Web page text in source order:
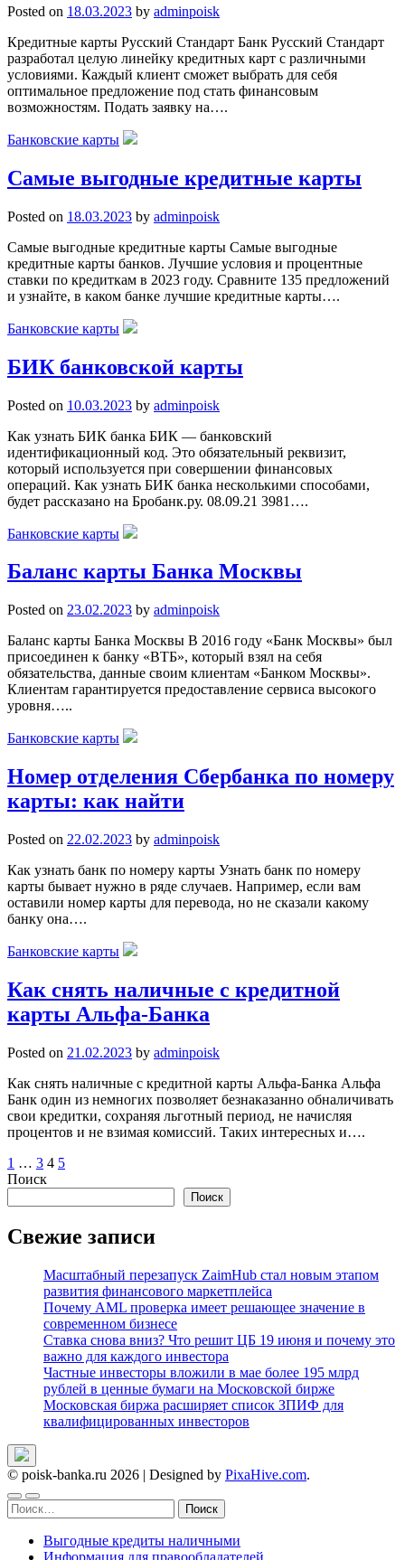
Posted on 18.03.2023 by adminpoisk
Кредитные карты Русский Стандарт Банк Русский Стандарт
разработал целую линейку кредитных карт с различными
условиями. Каждый клиент сможет выбрать для себя
оптимальное предложение под стать финансовым
возможностям. Подать заявку на….
Банковские карты
Самые выгодные кредитные карты
Posted on 18.03.2023 by adminpoisk
Самые выгодные кредитные карты Самые выгодные
кредитные карты банков. Лучшие условия и процентные
ставки по кредиткам в 2023 году. Сравните 135 предложений
и узнайте, в каком банке лучшие кредитные карты….
Банковские карты
БИК банковской карты
Posted on 10.03.2023 by adminpoisk
Как узнать БИК банка БИК — банковский
идентификационный код. Это обязательный реквизит,
который используется при совершении финансовых
операций. Как узнать БИК банка несколькими способами,
будет рассказано на Бробанк.ру. 08.09.21 3981….
Банковские карты
Баланс карты Банка Москвы
Posted on 23.02.2023 by adminpoisk
Баланс карты Банка Москвы В 2016 году «Банк Москвы» был
присоединен к банку «ВТБ», который взял на себя
обязательства, данные своим клиентам «Банком Москвы».
Клиентам гарантируется предоставление сервиса высокого
уровня…..
Банковские карты
Номер отделения Сбербанка по номеру
карты: как найти
Posted on 22.02.2023 by adminpoisk
Как узнать банк по номеру карты Узнать банк по номеру
карты бывает нужно в ряде случаев. Например, если вам
оставили номер карты для перевода, но не сказали какому
банку она….
Банковские карты
Как снять наличные с кредитной
карты Альфа-Банка
Posted on 21.02.2023 by adminpoisk
Как снять наличные с кредитной карты Альфа-Банка Альфа
Банк один из немногих позволяет безнаказанно обналичивать
свои кредитки, сохраняя льготный период, не начисляя
процентов и не взимая комиссий. Таких интересных и….
Пагинация
записей
1 … 3 4 5
Поиск
Поиск
Свежие записи
Масштабный перезапуск ZaimHub стал новым этапом
развития финансового маркетплейса
Почему AML проверка имеет решающее значение в
современном бизнесе
Ставка снова вниз? Что решит ЦБ 19 июня и почему это
важно для каждого инвестора
Частные инвесторы вложили в мае более 195 млрд
рублей в ценные бумаги на Московской бирже
Московская биржа расширяет список ЗПИФ для
квалифицированных инвесторов
© poisk-banka.ru 2026 | Designed by PixaHive.com.
Найти:
Выгодные кредиты наличными
Информация для правообладателей